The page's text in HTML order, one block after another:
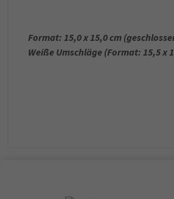
Format: 15,0 x 15,0 cm
Weiße Umschläge (Format: 15,5 x